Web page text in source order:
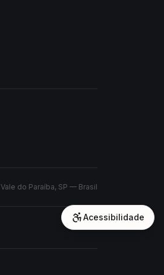
Vale do Paraíba, SP — Brasil
Acessibilidade